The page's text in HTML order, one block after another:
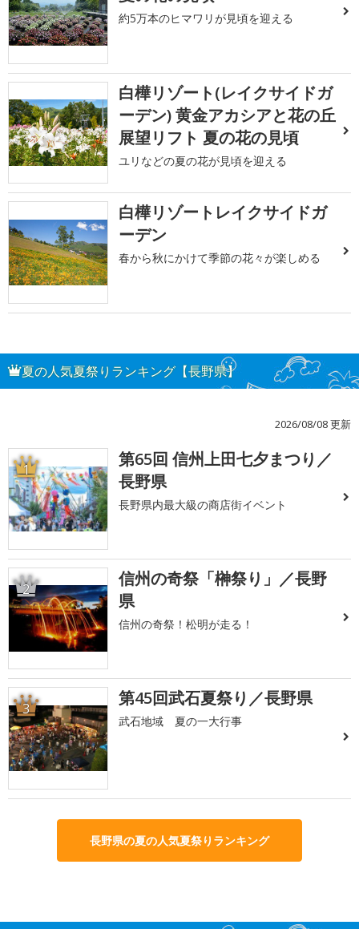
約5万本のヒマワリが見頃を迎える
白樺リゾート(レイクサイドガ
ーデン) 黄金アカシアと花の丘
展望リフト 夏の花の見頃
ユリなどの夏の花が見頃を迎える
白樺リゾートレイクサイドガ
ーデン
春から秋にかけて季節の花々が楽しめる
夏の人気夏祭りランキング【長野県】
2026/08/08 更新
1
第65回 信州上田七夕まつり／
長野県
長野県内最大級の商店街イベント
2
信州の奇祭「榊祭り」／長野
県
信州の奇祭！松明が走る！
3 第45回武石夏祭り／長野県
武石地域 夏の一大行事
長野県の夏の人気夏祭りランキング